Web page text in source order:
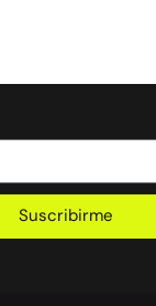
Suscribirme